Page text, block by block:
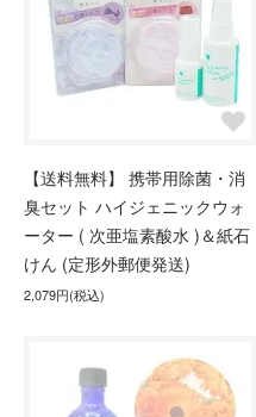
【送料無料】 携帯用除菌・消
臭セット ハイジェニックウォ
ーター ( 次亜塩素酸水 )＆紙石
けん (定形外郵便発送)
2,079円(税込)